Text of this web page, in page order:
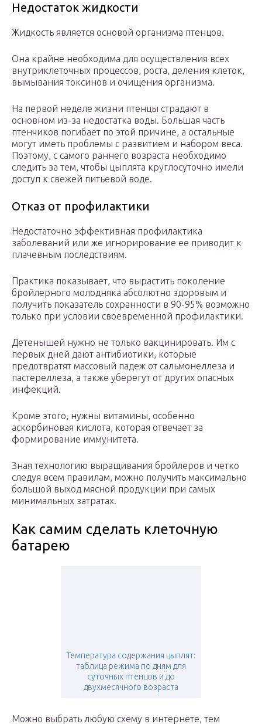
Недостаток жидкости
Жидкость является основой организма птенцов.
Она крайне необходима для осуществления всех
внутриклеточных процессов, роста, деления клеток,
вымывания токсинов и очищения организма.
На первой неделе жизни птенцы страдают в
основном из-за недостатка воды. Большая часть
птенчиков погибает по этой причине, а остальные
могут иметь проблемы с развитием и набором веса.
Поэтому, с самого раннего возраста необходимо
следить за тем, чтобы цыплята круглосуточно имели
доступ к свежей питьевой воде.
Отказ от профилактики
Недостаточно эффективная профилактика
заболеваний или же игнорирование ее приводит к
плачевным последствиям.
Практика показывает, что вырастить поколение
бройлерного молодняка абсолютно здоровым и
получить показатель сохранности в 90-95% возможно
только при условии своевременной профилактики.
Детенышей нужно не только вакцинировать. Им с
первых дней дают антибиотики, которые
предотвратят массовый падеж от сальмонеллеза и
пастереллеза, а также уберегут от других опасных
инфекций.
Кроме этого, нужны витамины, особенно
аскорбиновая кислота, которая отвечает за
формирование иммунитета.
Зная технологию выращивания бройлеров и четко
следуя всем правилам, можно получить максимально
большой выход мясной продукции при самых
минимальных затратах.
Как самим сделать клеточную
батарею
Температура содержания цыплят:
таблица режима по дням для
суточных птенцов и до
двухмесячного возраста
Можно выбрать любую схему в интернете, тем